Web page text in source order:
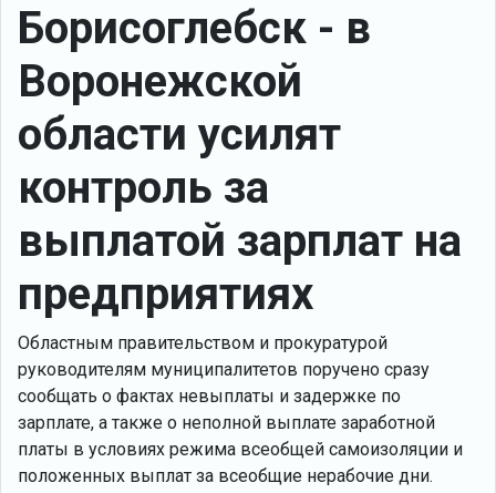
Борисоглебск - в
Воронежской
области усилят
контроль за
выплатой зарплат на
предприятиях
Областным правительством и прокуратурой
руководителям муниципалитетов поручено сразу
сообщать о фактах невыплаты и задержке по
зарплате, а также о неполной выплате заработной
платы в условиях режима всеобщей самоизоляции и
положенных выплат за всеобщие нерабочие дни.